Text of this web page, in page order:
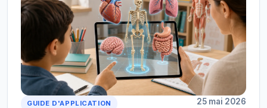
GUIDE D'APPLICATION 25 mai 2026